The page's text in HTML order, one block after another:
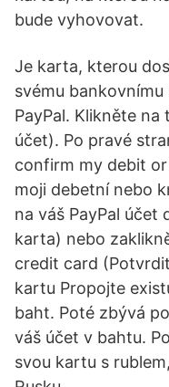
bude vyhovovat.
Je karta, kterou
svému
PayPal. Klikněte
účet). Po pravé
confirm my debit
moji debetní nebo
na váš PayPal účet
karta) nebo
credit card
kartu Propojte
baht. Poté zbývá
váš účet v bahtu.
svou kartu s